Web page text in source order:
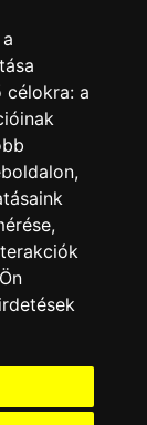
célokra: a
,
MINDEN JOG